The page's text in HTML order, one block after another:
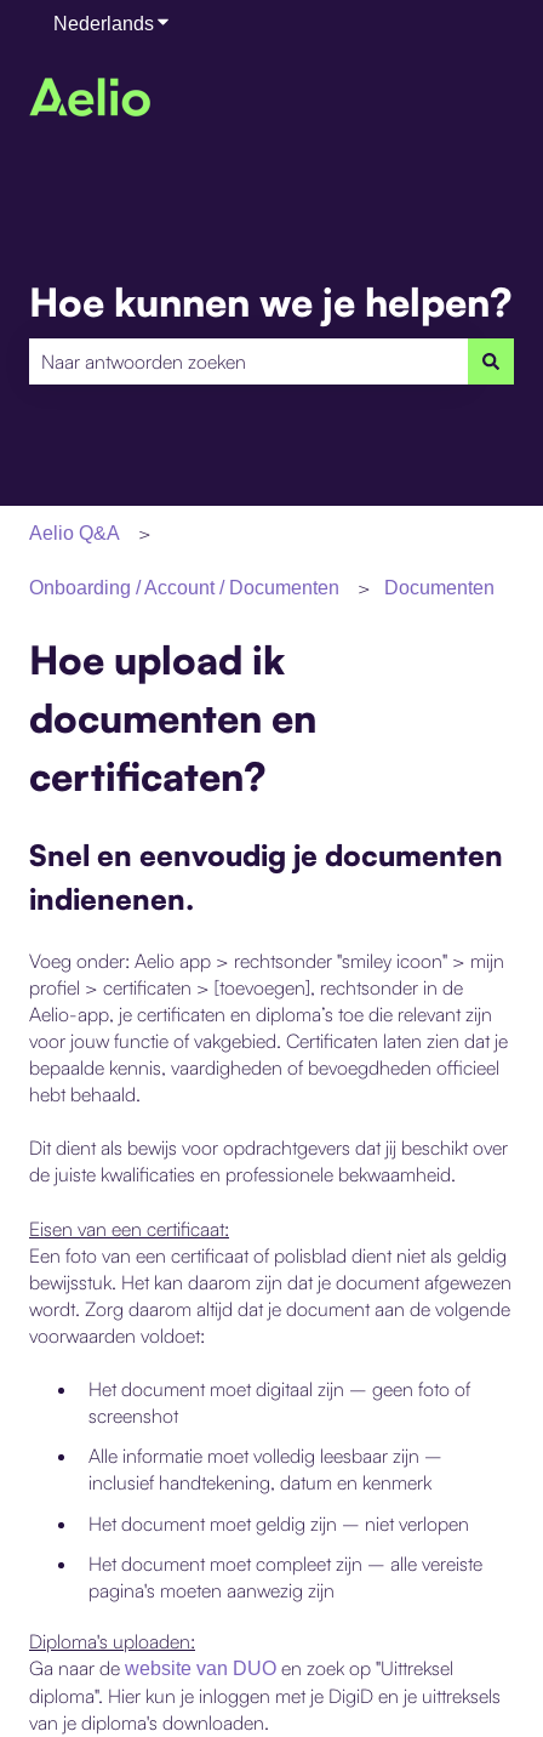
NederlandsSubmenu tonen voor vertalingen
Hoe kunnen we je helpen?
Aelio Q&A
Onboarding / Account / Documenten Documenten
Hoe upload ik
documenten en
certificaten?
Snel en eenvoudig je documenten
indienenen.
Voeg onder: Aelio app > rechtsonder "smiley icoon" > mijn
profiel > certificaten > [toevoegen], rechtsonder in de
Aelio-app, je certificaten en diploma’s toe die relevant zijn
voor jouw functie of vakgebied. Certificaten laten zien dat je
bepaalde kennis, vaardigheden of bevoegdheden officieel
hebt behaald.
Dit dient als bewijs voor opdrachtgevers dat jij beschikt over
de juiste kwalificaties en professionele bekwaamheid.
Eisen van een certificaat:
Een foto van een certificaat of polisblad dient niet als geldig
bewijsstuk. Het kan daarom zijn dat je document afgewezen
wordt. Zorg daarom altijd dat je document aan de volgende
voorwaarden voldoet:
Het document moet digitaal zijn – geen foto of
screenshot
Alle informatie moet volledig leesbaar zijn –
inclusief handtekening, datum en kenmerk
Het document moet geldig zijn – niet verlopen
Het document moet compleet zijn – alle vereiste
pagina's moeten aanwezig zijn
Diploma's uploaden:
Ga naar de website van DUO en zoek op "Uittreksel
diploma". Hier kun je inloggen met je DigiD en je uittreksels
van je diploma's downloaden.